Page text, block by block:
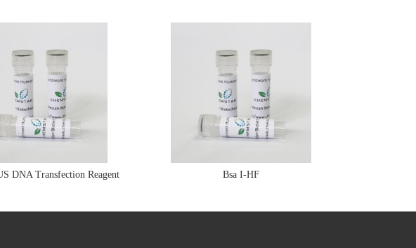
DNA Transfection Reagent Bsa I-HF